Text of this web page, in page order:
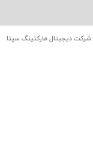
:شرکت دیجیتال مارکتینگ سپتا